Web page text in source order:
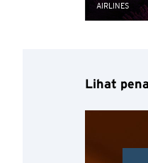
AIRLINES
Lihat